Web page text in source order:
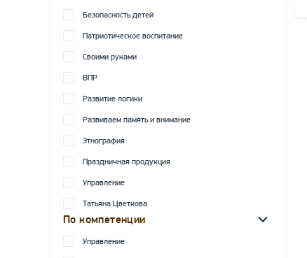
Безопасность детей
Патриотическое воспитание
Своими руками
ВПР
Развитие логики
Развиваем память и внимание
Этнография
Праздничная продукция
Управление
Татьяна Цветкова
По компетенции
Управление